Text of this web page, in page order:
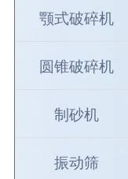
颚式破碎机
圆锥破碎机
制砂机
振动筛